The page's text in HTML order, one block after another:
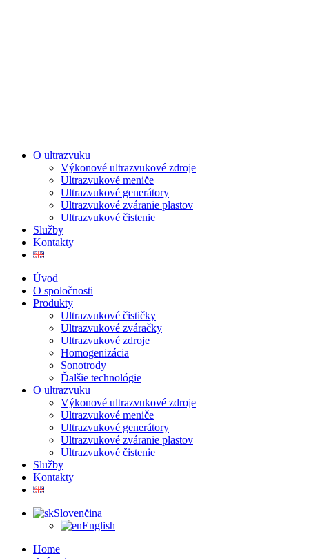
O ultrazvuku
Výkonové ultrazvukové zdroje
Ultrazvukové meniče
Ultrazvukové generátory
Ultrazvukové zváranie plastov
Ultrazvukové čistenie
Služby
Kontakty
Úvod
O spoločnosti
Produkty
Ultrazvukové čističky
Ultrazvukové zváračky
Ultrazvukové zdroje
Homogenizácia
Sonotrody
Ďalšie technológie
O ultrazvuku
Výkonové ultrazvukové zdroje
Ultrazvukové meniče
Ultrazvukové generátory
Ultrazvukové zváranie plastov
Ultrazvukové čistenie
Služby
Kontakty
Slovenčina
English
Home